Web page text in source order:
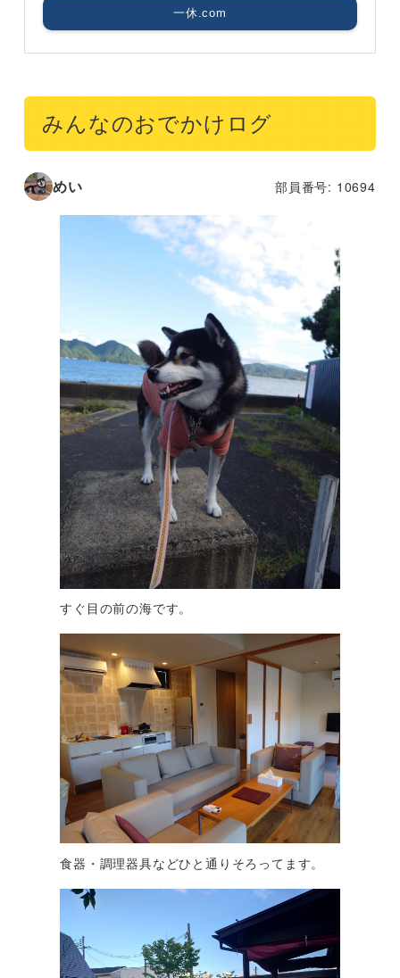
一休.com
みんなのおでかけログ
めい 部員番号: 10694
すぐ目の前の海です。
食器・調理器具などひと通りそろってます。